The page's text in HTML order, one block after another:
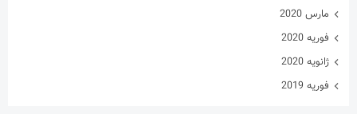
مارس 2020
فوریه 2020
ژانویه 2020
فوریه 2019